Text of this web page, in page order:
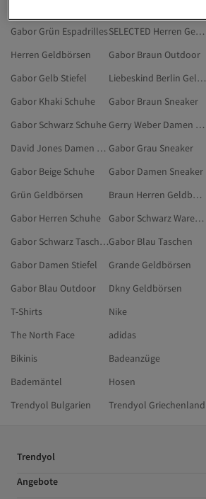
Gabor Grün Espadrilles
SELECTED Herren Geldbörsen
Herren Geldbörsen
Gabor Braun Outdoor
Gabor Gelb Stiefel
Liebeskind Berlin Geldbörsen
Gabor Khaki Schuhe
Gabor Braun Sneaker
Gabor Schwarz Schuhe
Gerry Weber Damen Geldbörsen
David Jones Damen Geldbörsen Gabor Grau Sneaker
Gabor Beige Schuhe
Gabor Damen Sneaker
Grün Geldbörsen
Braun Herren Geldbörsen
Gabor Herren Schuhe
Gabor Schwarz Warenkörbe Und Einkaufstaschen
Gabor Schwarz TaschenGabor Blau Taschen
Gabor Damen Stiefel
Grande Geldbörsen
Gabor Blau Outdoor
Dkny Geldbörsen
T-Shirts
Nike
The North Face
adidas
Bikinis
Badeanzüge
Bademäntel
Hosen
Trendyol Bulgarien
Trendyol Griechenland
Trendyol
Angebote